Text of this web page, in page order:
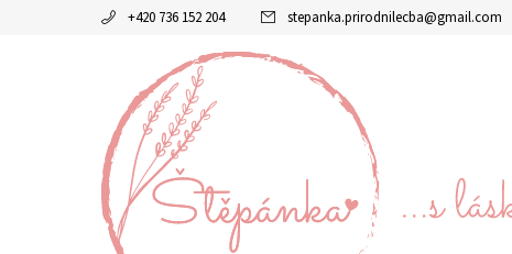
+420 736 152 204 stepanka.prirodnilecba@gmail.com